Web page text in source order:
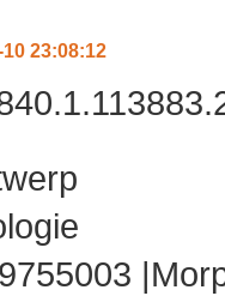
23:08:12